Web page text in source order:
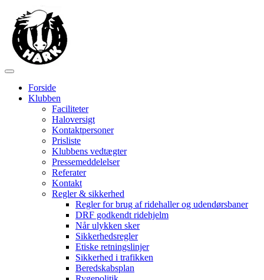
Forside
Klubben
Faciliteter
Haloversigt
Kontaktpersoner
Prisliste
Klubbens vedtægter
Pressemeddelelser
Referater
Kontakt
Regler & sikkerhed
Regler for brug af ridehaller og udendørsbaner
DRF godkendt ridehjelm
Når ulykken sker
Sikkerhedsregler
Etiske retningslinjer
Sikkerhed i trafikken
Beredskabsplan